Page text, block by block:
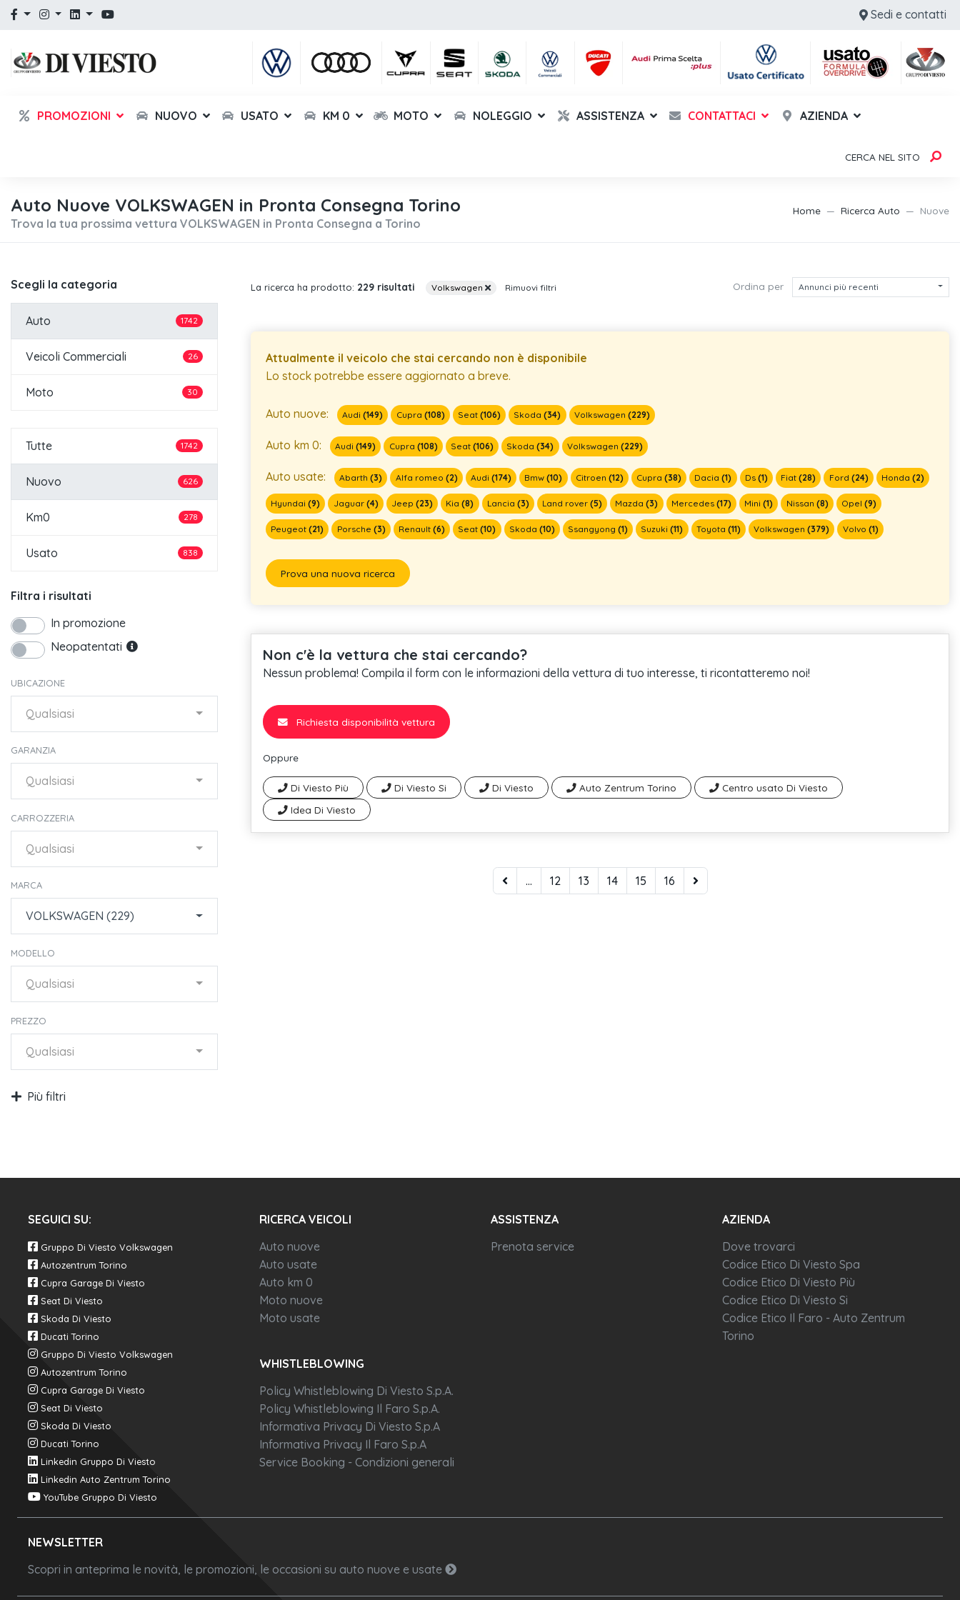
Sedi e contatti
PROMOZIONI NUOVO USATO KM 0 MOTO NOLEGGIO ASSISTENZA CONTATTACI AZIENDA
CERCA NEL SITO
Auto Nuove VOLKSWAGEN in Pronta Consegna Torino
Trova la tua prossima vettura VOLKSWAGEN in Pronta Consegna a Torino
Home Ricerca Auto Nuove
Scegli la categoria
Auto 1742
Veicoli Commerciali 26
Moto 30
Tutte 1742
Nuovo 626
Km0 278
Usato 838
Filtra i risultati
In promozione
Neopatentati
UBICAZIONE
Qualsiasi
GARANZIA
Qualsiasi
CARROZZERIA
Qualsiasi
MARCA
VOLKSWAGEN (229)
MODELLO
Qualsiasi
PREZZO
Qualsiasi
Più filtri
La ricerca ha prodotto: 229 risultati Volkswagen Rimuovi filtri Ordina per Annunci più recenti
Attualmente il veicolo che stai cercando non è disponibile
Lo stock potrebbe essere aggiornato a breve.
Auto nuove: Audi(149) Cupra (108) Seat (106) Skoda(34) Volkswagen (229)
Auto km 0: Audi(149) Cupra (108) Seat (106) Skoda(34) Volkswagen (229)
Auto usate: Abarth(3) Alfa romeo (2) Audi (174) Bmw(10) Citroen (12) Cupra(38) Dacia(1) Ds (1) Fiat(28) Ford (24) Honda (2)
Hyundai(9) Jaguar (4) Jeep (23) Kia(8) Lancia (3) Land rover(5) Mazda(3) Mercedes (17) Mini(1) Nissan (8) Opel (9)
Peugeot(21) Porsche (3) Renault (6) Seat(10) Skoda (10) Ssangyong(1) Suzuki(11) Toyota (11) Volkswagen(379) Volvo (1)
Prova una nuova ricerca
Non c'è la vettura che stai cercando?
Nessun problema! Compila il form con le informazioni della vettura di tuo interesse, ti ricontatteremo noi!
Richiesta disponibilità vettura
Oppure
Di Viesto Più Di Viesto Si Di Viesto Auto Zentrum Torino
Centro usato Di Viesto
Idea Di Viesto
... 12 13 14 15 16
SEGUICI SU:
Gruppo Di Viesto Volkswagen
Autozentrum Torino
Cupra Garage Di Viesto
Seat Di Viesto
Skoda Di Viesto
Ducati Torino
Gruppo Di Viesto Volkswagen
Autozentrum Torino
Cupra Garage Di Viesto
Seat Di Viesto
Skoda Di Viesto
Ducati Torino
Linkedin Gruppo Di Viesto
Linkedin Auto Zentrum Torino
YouTube Gruppo Di Viesto
RICERCA VEICOLI
Auto nuove
Auto usate
Auto km 0
Moto nuove
Moto usate
ASSISTENZA
Prenota service
AZIENDA
Dove trovarci
Codice Etico Di Viesto Spa
Codice Etico Di Viesto Più
Codice Etico Di Viesto Si
Codice Etico Il Faro - Auto Zentrum
Torino
WHISTLEBLOWING
Policy Whistleblowing Di Viesto S.p.A.
Policy Whistleblowing Il Faro S.p.A.
Informativa Privacy Di Viesto S.p.A
Informativa Privacy Il Faro S.p.A
Service Booking - Condizioni generali
NEWSLETTER
Scopri in anteprima le novità, le promozioni, le occasioni su auto nuove e usate